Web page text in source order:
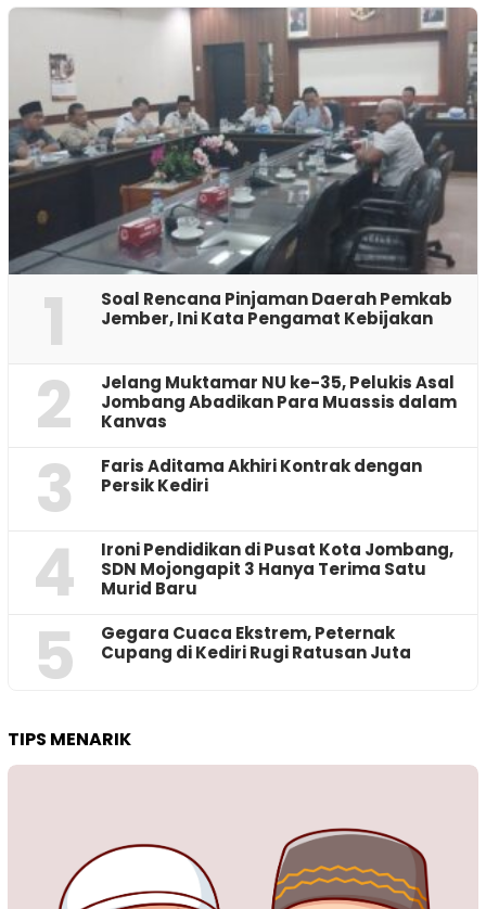
1
‎Soal Rencana Pinjaman Daerah Pemkab
Jember, Ini Kata Pengamat Kebijakan ‎
2
Jelang Muktamar NU ke-35, Pelukis Asal
Jombang Abadikan Para Muassis dalam
Kanvas
3
Faris Aditama Akhiri Kontrak dengan
Persik Kediri
4
Ironi Pendidikan di Pusat Kota Jombang,
SDN Mojongapit 3 Hanya Terima Satu
Murid Baru
5
‎Gegara Cuaca Ekstrem, Peternak
Cupang di Kediri Rugi Ratusan Juta
TIPS MENARIK